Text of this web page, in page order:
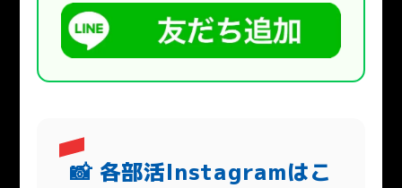
📸 各部活Instagramはこ